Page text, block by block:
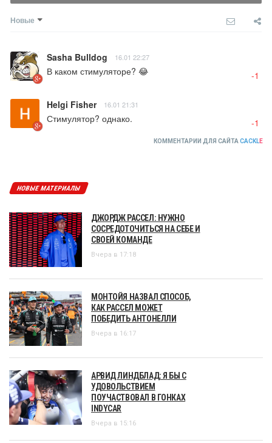
Новые
Sasha Bulldog 16.01 22:27
В каком стимуляторе? 😂 -1
Helgi Fisher 16.01 21:31
Стимулятор? однако. -1
КОММЕНТАРИИ ДЛЯ САЙТА CACKLE
НОВЫЕ МАТЕРИАЛЫ
ДЖОРДЖ РАССЕЛ: НУЖНО
СОСРЕДОТОЧИТЬСЯ НА СЕБЕ И
СВОЕЙ КОМАНДЕ
Вчера в 17:18
МОНТОЙЯ НАЗВАЛ СПОСОБ,
КАК РАССЕЛ МОЖЕТ
ПОБЕДИТЬ АНТОНЕЛЛИ
Вчера в 16:17
АРВИД ЛИНДБЛАД: Я БЫ С
УДОВОЛЬСТВИЕМ
ПОУЧАСТВОВАЛ В ГОНКАХ
INDYCAR
Вчера в 15:16